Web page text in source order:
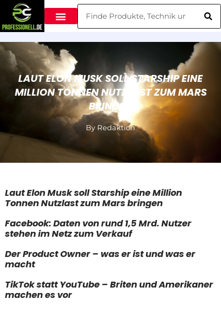
Zum
Inhalt
springen
Suche
LAUT ELON MUSK SOLL STARSHIP EINE
MILLION TONNEN NUTZLAST ZUM MARS
BRINGEN
By Redaktion
Laut Elon Musk soll Starship eine Million
Tonnen Nutzlast zum Mars bringen
Facebook: Daten von rund 1,5 Mrd. Nutzer
stehen im Netz zum Verkauf
Der Product Owner – was er ist und was er
macht
TikTok statt YouTube – Briten und Amerikaner
machen es vor